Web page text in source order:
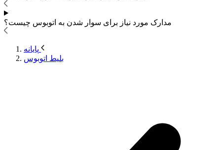
مدارک مورد نیاز برای سوار شدن به اتوبوس چیست؟
بلیط اتوبوس